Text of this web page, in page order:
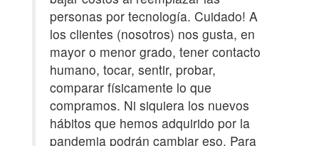
personas por tecnología. Cuidado! A
los clientes (nosotros) nos gusta, en
mayor o menor grado, tener contacto
humano, tocar, sentir, probar,
comparar físicamente lo que
compramos. Ni siquiera los nuevos
hábitos que hemos adquirido por la
pandemia podrán cambiar eso. Para